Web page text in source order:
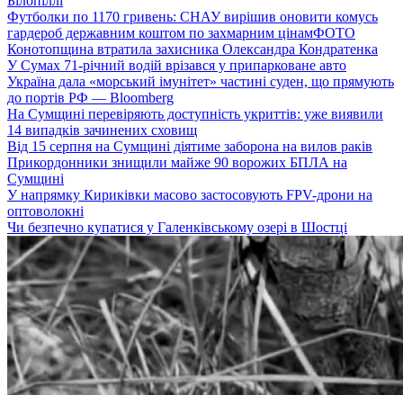
Футболки по 1170 гривень: СНАУ вирішив оновити комусь
гардероб державним коштом по захмарним цінамФОТО
Конотопщина втратила захисника Олександра Кондратенка
У Сумах 71-річний водій врізався у припарковане авто
Україна дала «морський імунітет» частині суден, що прямують
до портів РФ — Bloomberg
На Сумщині перевіряють доступність укриттів: уже виявили
14 випадків зачинених сховищ
Від 15 серпня на Сумщині діятиме заборона на вилов раків
Прикордонники знищили майже 90 ворожих БПЛА на
Сумщині
У напрямку Кириківки масово застосовують FPV-дрони на
оптоволокні
Чи безпечно купатися у Галенківському озері в Шостці